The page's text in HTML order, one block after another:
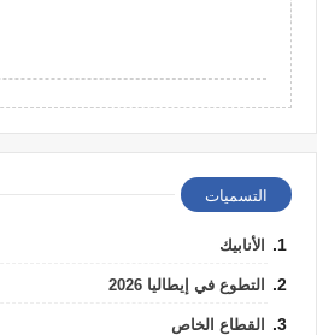
التسميات
الأنابيك
التطوع في إيطاليا 2026
القطاع الخاص